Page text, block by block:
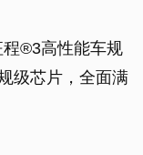
®3高性能车规
级芯片，全面满